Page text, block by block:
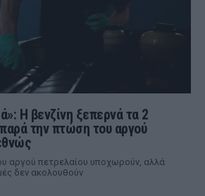
Η βενζίνη ξεπερνά τα 2
την πτώση του αργού
αργού πετρελαίου υποχωρούν, αλλά
δεν ακολουθούν